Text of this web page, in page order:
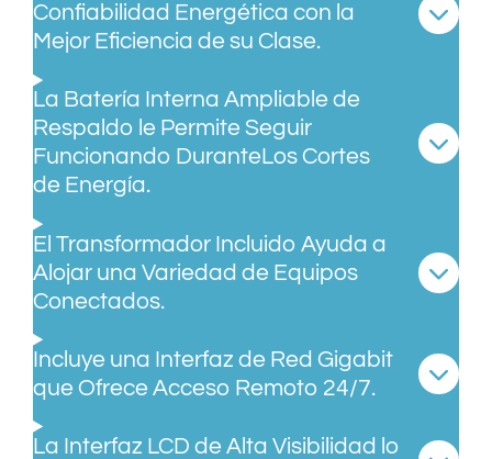
Confiabilidad Energética con la
Mejor Eficiencia de su Clase.
La Batería Interna Ampliable de
Respaldo le Permite Seguir
Funcionando DuranteLos Cortes
de Energía.
El Transformador Incluido Ayuda a
Alojar una Variedad de Equipos
Conectados.
Incluye una Interfaz de Red Gigabit
que Ofrece Acceso Remoto 24/7.
La Interfaz LCD de Alta Visibilidad lo